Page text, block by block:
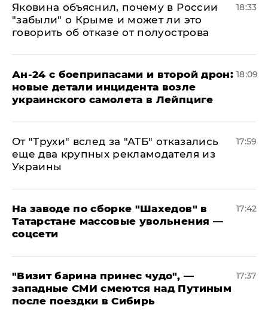
Яковина объяснил, почему в России
"забыли" о Крыме и может ли это
говорить об отказе от полуострова
18:33
Ан-24 с боеприпасами и второй дрон:
новые детали инцидента возле
украинского самолета в Лейпциге
18:09
От "Трухи" вслед за "АТБ" отказались
еще два крупных рекламодателя из
Украины
17:59
На заводе по сборке "Шахедов" в
Татарстане массовые увольнения —
соцсети
17:42
"Визит барина принес чудо", —
западные СМИ смеются над Путиным
после поездки в Сибирь
17:37